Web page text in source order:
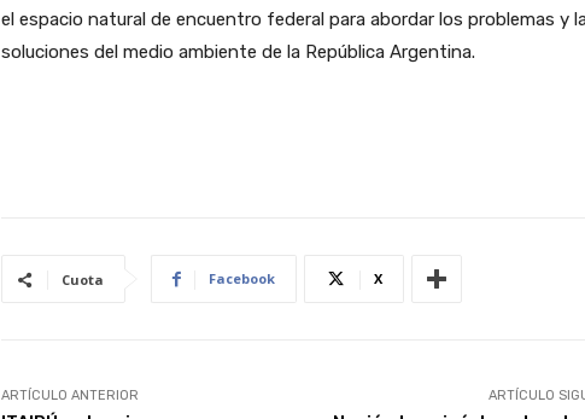
el espacio natural de encuentro federal para abordar los problemas y
soluciones del medio ambiente de la República Argentina.
Cuota Facebook X
ARTÍCULO ANTERIOR ARTÍCULO